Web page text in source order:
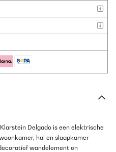
Delgado is een elektrische
hal en slaapkamer
wandelement en